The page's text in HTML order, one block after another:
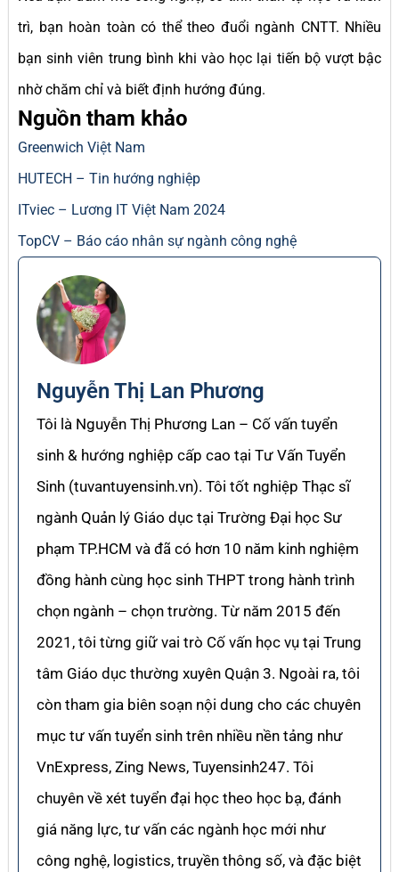
trì, bạn hoàn toàn có thể theo đuổi ngành CNTT. Nhiều
bạn sinh viên trung bình khi vào học lại tiến bộ vượt bậc
nhờ chăm chỉ và biết định hướng đúng.
Nguồn tham khảo
Greenwich Việt Nam
HUTECH – Tin hướng nghiệp
ITviec – Lương IT Việt Nam 2024
TopCV – Báo cáo nhân sự ngành công nghệ
Nguyễn Thị Lan Phương
Tôi là Nguyễn Thị Phương Lan – Cố vấn tuyển
sinh & hướng nghiệp cấp cao tại Tư Vấn Tuyển
Sinh (tuvantuyensinh.vn). Tôi tốt nghiệp Thạc sĩ
ngành Quản lý Giáo dục tại Trường Đại học Sư
phạm TP.HCM và đã có hơn 10 năm kinh nghiệm
đồng hành cùng học sinh THPT trong hành trình
chọn ngành – chọn trường. Từ năm 2015 đến
2021, tôi từng giữ vai trò Cố vấn học vụ tại Trung
tâm Giáo dục thường xuyên Quận 3. Ngoài ra, tôi
còn tham gia biên soạn nội dung cho các chuyên
mục tư vấn tuyển sinh trên nhiều nền tảng như
VnExpress, Zing News, Tuyensinh247. Tôi
chuyên về xét tuyển đại học theo học bạ, đánh
giá năng lực, tư vấn các ngành học mới như
công nghệ, logistics, truyền thông số, và đặc biệt